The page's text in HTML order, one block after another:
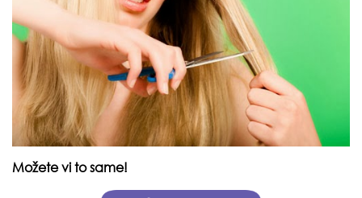
Možete vi to same!